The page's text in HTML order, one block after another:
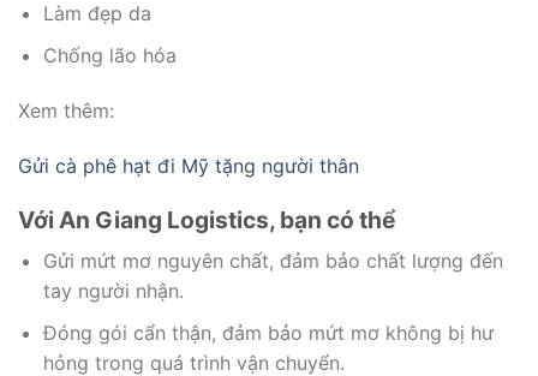
Làm đẹp da
Chống lão hóa
Xem thêm:
Gửi cà phê hạt đi Mỹ tặng người thân
Với An Giang Logistics, bạn có thể
Gửi mứt mơ nguyên chất, đảm bảo chất lượng đến
tay người nhận.
Đóng gói cẩn thận, đảm bảo mứt mơ không bị hư
hỏng trong quá trình vận chuyển.